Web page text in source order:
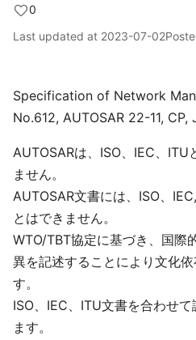
0
Last updated at 2023-07-02
Specification of Network
No.612, AUTOSAR 22-11, CP,
AUTOSARは、ISO、IEC、ITU
ません。
AUTOSAR文書には、ISO、
とはできません。
WTO/TBT協定に基づき、国際
異を記述することにより文化
す。
ISO、IEC、ITU文書を合わせ
ます。